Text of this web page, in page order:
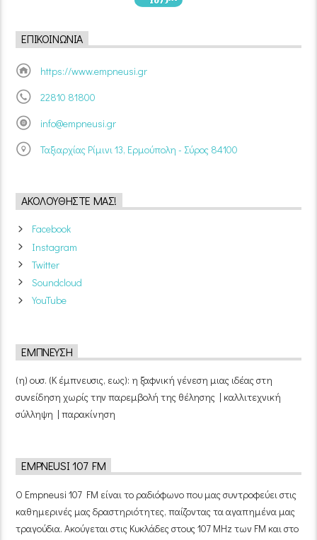
ΕΠΙΚΟΙΝΩΝΊΑ
https://www.empneusi.gr
22810 81800
info@empneusi.gr
Ταξιαρχίας Ρίμινι 13, Ερμούπολη - Σύρος 84100
ΑΚΟΛΟΥΘΉΣΤΕ ΜΑΣ!
Facebook
Instagram
Twitter
Soundcloud
YouTube
ΈΜΠΝΕΥΣΗ
(η) ουσ. (Κ έμπνευσις, εως): η ξαφνική γένεση μιας ιδέας στη
συνείδηση χωρίς την παρεμβολή της θέλησης | καλλιτεχνική
σύλληψη | παρακίνηση
EMPNEUSI 107 FM
Ο Empneusi 107 FM είναι το ραδιόφωνο που μας συντροφεύει στις
καθημερινές μας δραστηριότητες, παίζοντας τα αγαπημένα μας
τραγούδια. Ακούγεται στις Κυκλάδες στους 107 MHz των FM και στο